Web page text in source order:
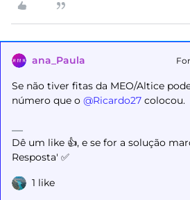
ana_Paula
Se não tiver fitas da MEO/Altice
número que o ​ @Ricardo27 colocou.
Dê um like 👍, e se for a solução
Resposta' ✅
1 like